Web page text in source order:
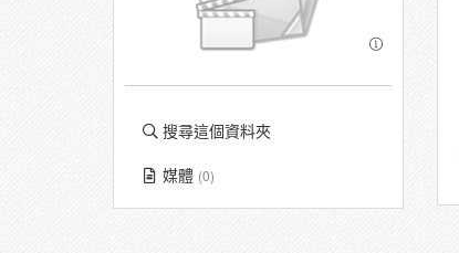
搜尋這個資料夾
媒體 (0)